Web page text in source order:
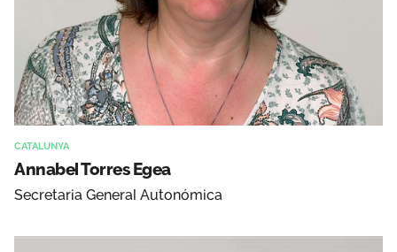
CATALUNYA
Annabel Torres Egea
Secretaria General Autonómica